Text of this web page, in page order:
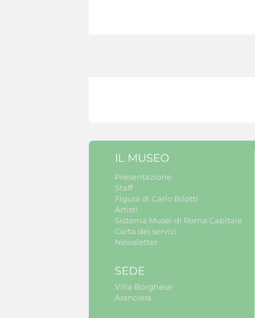
IL MUSEO
Presentazione
Staff
Figura di Carlo Bilotti
Artisti
Sistema Musei di Roma Capitale
Carta dei servizi
Newsletter
SEDE
Villa Borghese
Aranciera